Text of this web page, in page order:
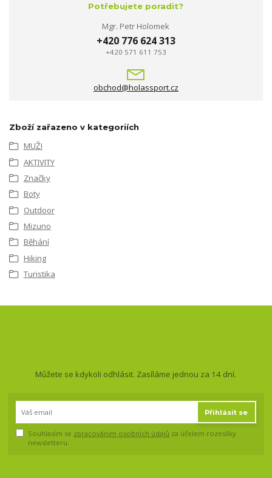
Potřebujete poradit?
Mgr. Petr Holomek
+420 776 624 313
+420 571 611 753
obchod@holassport.cz
Zboží zařazeno v kategoriích
MUŽI
AKTIVITY
Značky
Boty
Outdoor
Mizuno
Běhání
Hiking
Turistika
Můžete se kdykoli odhlásit. Zasíláme jednou za 14 dní.
Přihlásit se
Souhlasím se zpracováním osobních údajů za účelem rozesílky
newsletteru.